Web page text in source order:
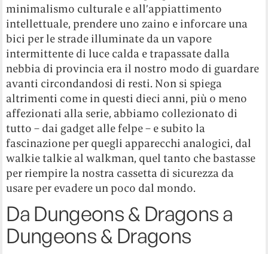
minimalismo culturale e all’appiattimento
intellettuale, prendere uno zaino e inforcare una
bici per le strade illuminate da un vapore
intermittente di luce calda e trapassate dalla
nebbia di provincia era il nostro modo di guardare
avanti circondandosi di resti. Non si spiega
altrimenti come in questi dieci anni, più o meno
affezionati alla serie, abbiamo collezionato di
tutto – dai gadget alle felpe – e subito la
fascinazione per quegli apparecchi analogici, dal
walkie talkie al walkman, quel tanto che bastasse
per riempire la nostra cassetta di sicurezza da
usare per evadere un poco dal mondo.
Da Dungeons & Dragons a
Dungeons & Dragons